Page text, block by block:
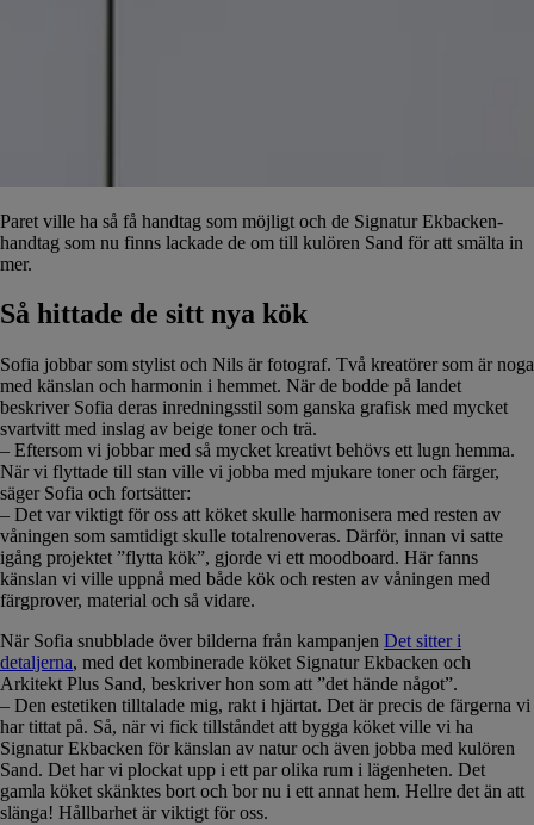
Paret ville ha så få handtag som möjligt och de Signatur Ekbacken-
handtag som nu finns lackade de om till kulören Sand för att smälta in
mer.
Så hittade de sitt nya kök
Sofia jobbar som stylist och Nils är fotograf. Två kreatörer som är noga
med känslan och harmonin i hemmet. När de bodde på landet
beskriver Sofia deras inredningsstil som ganska grafisk med mycket
svartvitt med inslag av beige toner och trä.
– Eftersom vi jobbar med så mycket kreativt behövs ett lugn hemma.
När vi flyttade till stan ville vi jobba med mjukare toner och färger,
säger Sofia och fortsätter:
– Det var viktigt för oss att köket skulle harmonisera med resten av
våningen som samtidigt skulle totalrenoveras. Därför, innan vi satte
igång projektet ”flytta kök”, gjorde vi ett moodboard. Här fanns
känslan vi ville uppnå med både kök och resten av våningen med
färgprover, material och så vidare.
När Sofia snubblade över bilderna från kampanjen Det sitter i
detaljerna, med det kombinerade köket Signatur Ekbacken och
Arkitekt Plus Sand, beskriver hon som att ”det hände något”.
– Den estetiken tilltalade mig, rakt i hjärtat. Det är precis de färgerna vi
har tittat på. Så, när vi fick tillståndet att bygga köket ville vi ha
Signatur Ekbacken för känslan av natur och även jobba med kulören
Sand. Det har vi plockat upp i ett par olika rum i lägenheten. Det
gamla köket skänktes bort och bor nu i ett annat hem. Hellre det än att
slänga! Hållbarhet är viktigt för oss.